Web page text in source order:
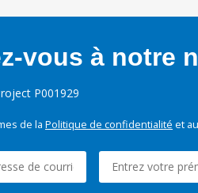
vous à notre
P001929
de la Politique de confidentialité et